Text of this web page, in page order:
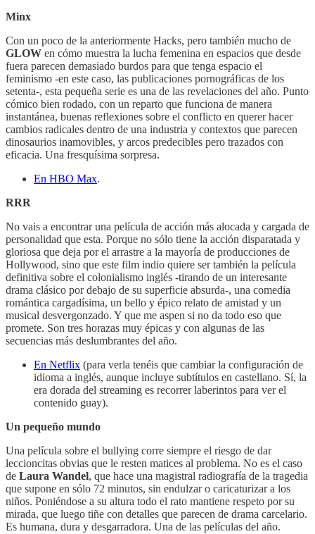
Minx
Con un poco de la anteriormente Hacks, pero también mucho de
GLOW en cómo muestra la lucha femenina en espacios que desde
fuera parecen demasiado burdos para que tenga espacio el
feminismo -en este caso, las publicaciones pornográficas de los
setenta-, esta pequeña serie es una de las revelaciones del año. Punto
cómico bien rodado, con un reparto que funciona de manera
instantánea, buenas reflexiones sobre el conflicto en querer hacer
cambios radicales dentro de una industria y contextos que parecen
dinosaurios inamovibles, y arcos predecibles pero trazados con
eficacia. Una fresquísima sorpresa.
En HBO Max.
RRR
No vais a encontrar una película de acción más alocada y cargada de
personalidad que esta. Porque no sólo tiene la acción disparatada y
gloriosa que deja por el arrastre a la mayoría de producciones de
Hollywood, sino que este film indio quiere ser también la película
definitiva sobre el colonialismo inglés -tirando de un interesante
drama clásico por debajo de su superficie absurda-, una comedia
romántica cargadísima, un bello y épico relato de amistad y un
musical desvergonzado. Y que me aspen si no da todo eso que
promete. Son tres horazas muy épicas y con algunas de las
secuencias más deslumbrantes del año.
En Netflix (para verla tenéis que cambiar la configuración de
idioma a inglés, aunque incluye subtítulos en castellano. Sí, la
era dorada del streaming es recorrer laberintos para ver el
contenido guay).
Un pequeño mundo
Una película sobre el bullying corre siempre el riesgo de dar
leccioncitas obvias que le resten matices al problema. No es el caso
de Laura Wandel, que hace una magistral radiografía de la tragedia
que supone en sólo 72 minutos, sin endulzar o caricaturizar a los
niños. Poniéndose a su altura todo el rato mantiene respeto por su
mirada, que luego tiñe con detalles que parecen de drama carcelario.
Es humana, dura y desgarradora. Una de las películas del año.